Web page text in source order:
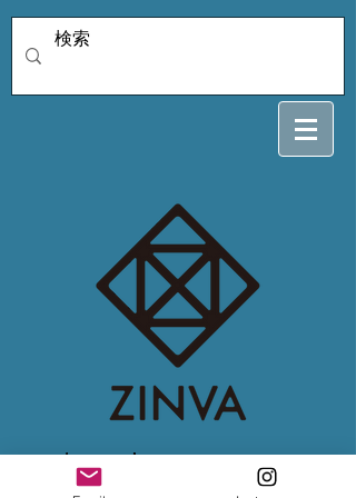
4/9 night moon